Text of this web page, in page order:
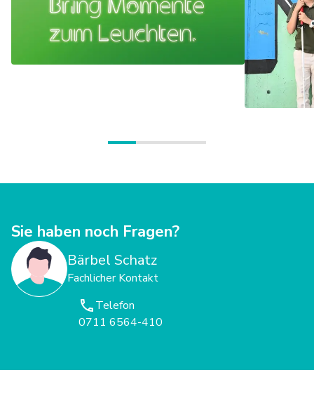
Sie haben noch Fragen?
Bärbel Schatz
Fachlicher Kontakt
Telefon
0711 6564-410